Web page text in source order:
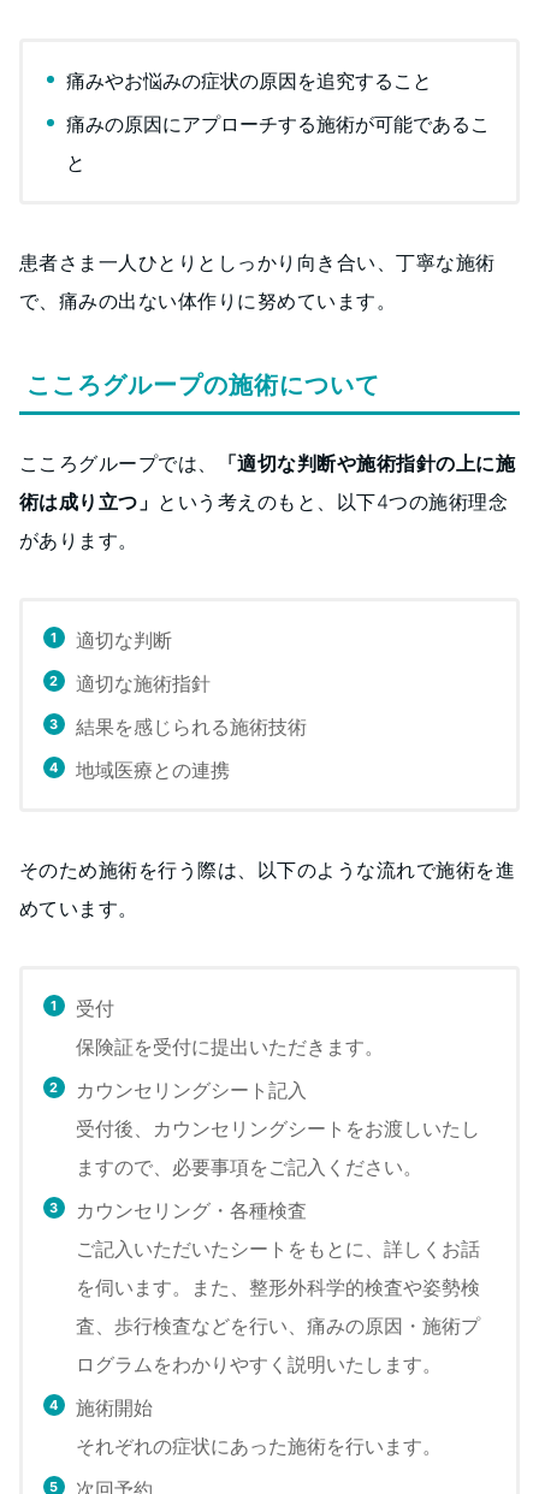
痛みやお悩みの症状の原因を追究すること
痛みの原因にアプローチする施術が可能であるこ
と
患者さま一人ひとりとしっかり向き合い、丁寧な施術
で、痛みの出ない体作りに努めています。
こころグループの施術について
こころグループでは、
「適切な判断や施術指針の上に施
術は成り立つ」 という考えのもと、以下4つの施術理念
があります。
適切な判断
適切な施術指針
結果を感じられる施術技術
地域医療との連携
そのため施術を行う際は、以下のような流れで施術を進
めています。
受付
保険証を受付に提出いただきます。
カウンセリングシート記入
受付後、カウンセリングシートをお渡しいたし
ますので、必要事項をご記入ください。
カウンセリング・各種検査
ご記入いただいたシートをもとに、詳しくお話
を伺います。また、整形外科学的検査や姿勢検
査、歩行検査などを行い、痛みの原因・施術プ
ログラムをわかりやすく説明いたします。
施術開始
それぞれの症状にあった施術を行います。